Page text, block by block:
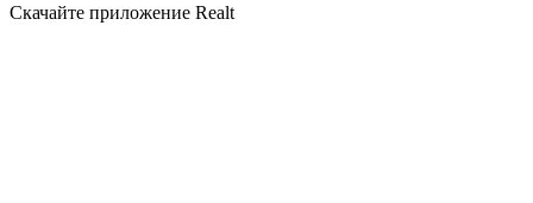
Скачайте приложение Realt